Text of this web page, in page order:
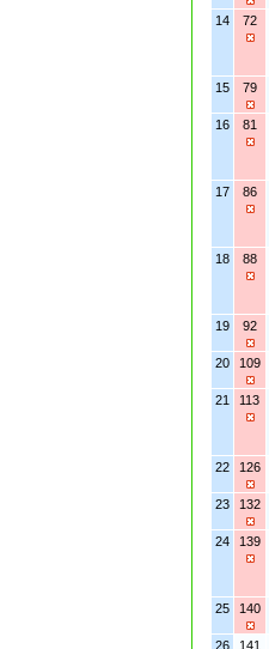
14 72
15 79
16 81
17 86
18 88
19 92
20 109
21 113
22 126
23
132
24
139
25 140
26
141